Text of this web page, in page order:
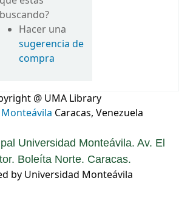
buscando?
Hacer una
sugerencia de
compra
@ UMA Library
Caracas, Venezuela
Universidad Monteávila. Av. El
Boleíta Norte. Caracas.
by Universidad Monteávila